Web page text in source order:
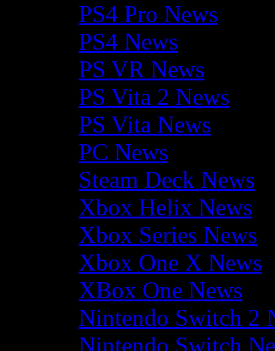
PS4 Pro News
PS4 News
PS VR News
PS Vita 2 News
PS Vita News
PC News
Steam Deck News
Xbox Helix News
Xbox Series News
Xbox One X News
XBox One News
Nintendo Switch 2
Nintendo Switch